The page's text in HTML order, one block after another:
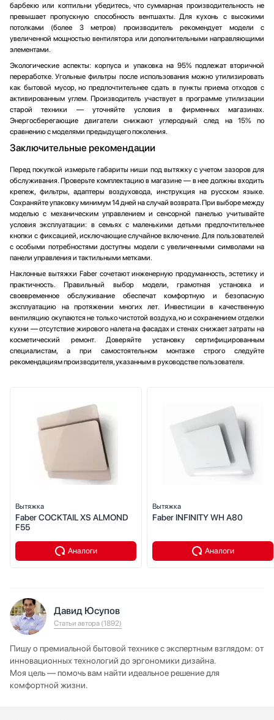
барбекю или коптильни убедитесь, что суммарная производительность не
превышает пропускную способность вентшахты. Для кухонь с высокими
потолками (более 3 метров) производитель рекомендует модели с
увеличенной мощностью вентилятора или дополнительными направляющими
элементами.
Экологические аспекты: корпуса и упаковка на 95% подлежат вторичной
переработке. Угольные фильтры после использования можно утилизировать
как бытовой мусор, но предпочтительнее сдать в пункты приема отходов с
активированным углем. Производитель участвует в программе утилизации
старой техники — уточняйте условия в фирменных магазинах.
Энергосберегающие двигатели снижают углеродный след на 15% по
сравнению с моделями предыдущего поколения.
Заключительные рекомендации
Перед покупкой измерьте габариты ниши под вытяжку с учетом зазоров для
обслуживания. Проверьте комплектацию в магазине — в нее должны входить
крепеж, фильтры, адаптеры воздуховода, инструкция на русском языке.
Сохраняйте упаковку минимум 14 дней на случай возврата. При выборе между
моделью с механическим управлением и сенсорной панелью учитывайте
условия эксплуатации: в семьях с маленькими детьми предпочтительнее
кнопки с фиксацией, исключающие случайное включение. Для пользователей
с особыми потребностями доступны модели с увеличенными символами на
панели управления и тактильными метками.
Наклонные вытяжки Faber сочетают инженерную продуманность, эстетику и
практичность. Правильный выбор модели, грамотная установка и
своевременное обслуживание обеспечат комфортную и безопасную
эксплуатацию на протяжении многих лет. Инвестиции в качественную
вентиляцию окупаются не только чистотой воздуха, но и сохранением отделки
кухни — отсутствие жирового налета на фасадах и стенах снижает затраты на
косметический ремонт. Доверяйте установку сертифицированным
специалистам, а при самостоятельном монтаже строго следуйте
рекомендациям производителя, указанным в руководстве пользователя.
Вытяжка
Faber COCKTAIL XS ALMOND
F55
Аналоги
Вытяжка
Faber INFINITY WH A80
Аналоги
Давид Юсупов
Статьи автора (1892)
Пишу о премиальной бытовой технике с экспертным взглядом: от
инновационных технологий до эргономики дизайна.
Моя цель — помочь вам найти идеальное решение для
комфортной жизни.